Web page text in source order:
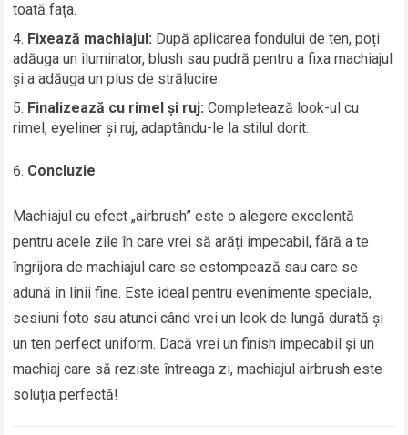
toată fața.
Fixează machiajul: După aplicarea fondului de ten, poți
adăuga un iluminator, blush sau pudră pentru a fixa machiajul
și a adăuga un plus de strălucire.
Finalizează cu rimel și ruj: Completează look-ul cu
rimel, eyeliner și ruj, adaptându-le la stilul dorit.
Concluzie
Machiajul cu efect „airbrush” este o alegere excelentă
pentru acele zile în care vrei să arăți impecabil, fără a te
îngrijora de machiajul care se estompează sau care se
adună în linii fine. Este ideal pentru evenimente speciale,
sesiuni foto sau atunci când vrei un look de lungă durată și
un ten perfect uniform. Dacă vrei un finish impecabil și un
machiaj care să reziste întreaga zi, machiajul airbrush este
soluția perfectă!